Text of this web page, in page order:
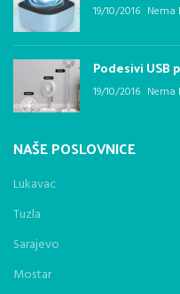
19/10/2016 Nema
Podesivi
19/10/2016 Nema
NAŠE POSLOVNICE
Lukavac
Tuzla
Sarajevo
Mostar